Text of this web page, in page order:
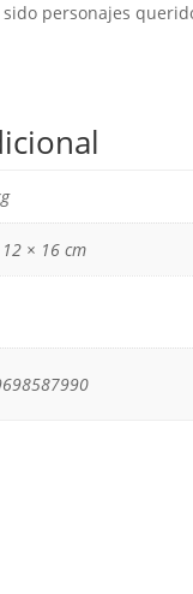
sido personajes
× 16 cm